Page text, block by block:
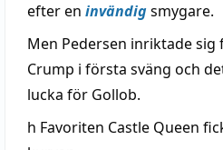
efter en invändigsmygare.
Men Pedersen inriktade sig
Crump i första sväng och
lucka för Gollob.
h Favoriten Castle Queen